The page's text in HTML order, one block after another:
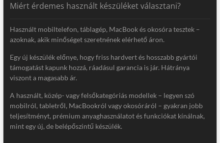
Miért érdemes használt készüléket választani?
Használt mobiltelefon, táblagép, MacBook és okosóra tesztek –
azoknak, akik minőséget szeretnének elérhető áron.
Egy új készülék előnye, hogy friss hardvert és hosszabb gyártói
támogatást kapunk hozzá, ráadásul garancia is jár. Hátránya
viszont a magasabb ár.
A használt, közép- vagy felsőkategóriás modellek – legyen szó
mobilról, tabletről, MacBookról vagy okosóráról – gyakran jobb
teljesítményt, prémium anyaghasználatot és funkciókat kínálnak,
mint egy új, de belépőszintű készülék.